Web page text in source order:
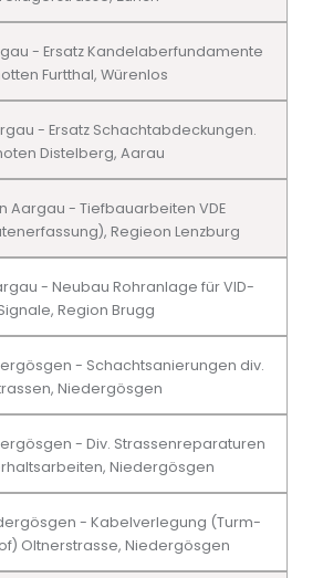
- Ersatz Kandelaberfundamente
Furtthal, Würenlos
- Ersatz Schachtabdeckungen.
Distelberg, Aarau
Aargau - Tiefbauarbeiten VDE
Regieon Lenzburg
- Neubau Rohranlage für VID-
Region Brugg
- Schachtsanierungen div.
Niedergösgen
- Div. Strassenreparaturen
Niedergösgen
- Kabelverlegung (Turm-
Oltnerstrasse, Niedergösgen